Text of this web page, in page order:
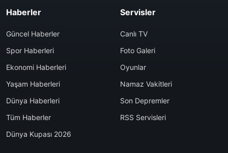
Haberler
Güncel Haberler
Spor Haberleri
Ekonomi Haberleri
Yaşam Haberleri
Dünya Haberleri
Tüm Haberler
Dünya Kupası 2026
Servisler
Canlı TV
Foto Galeri
Oyunlar
Namaz Vakitleri
Son Depremler
RSS Servisleri